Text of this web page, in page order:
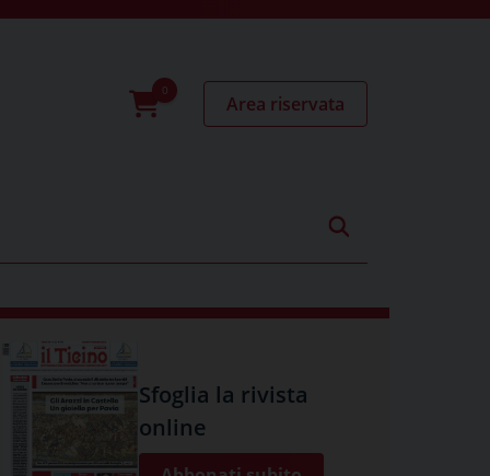
0
Area riservata
Sfoglia la rivista
online